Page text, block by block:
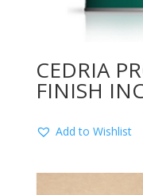
CEDRIA
FINISH
Add to Wishlist